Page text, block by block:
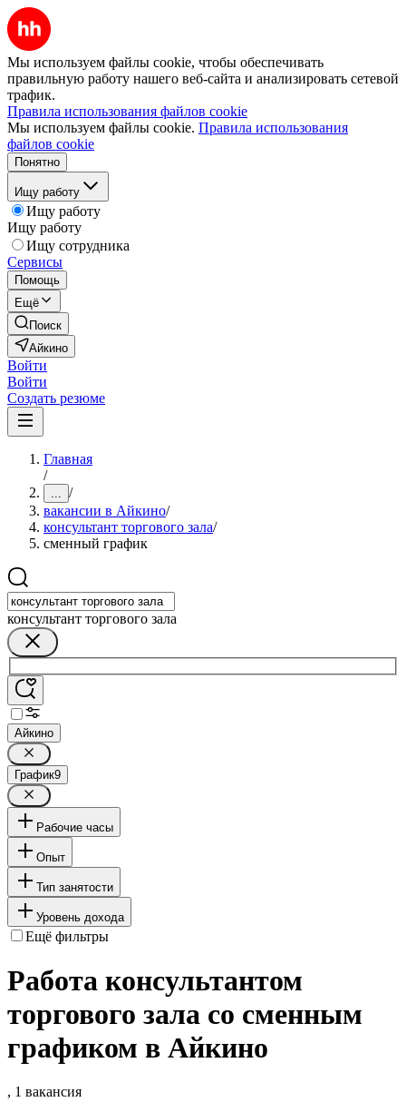
Мы используем файлы cookie, чтобы обеспечивать
правильную работу нашего веб-сайта и анализировать сетевой
трафик.
Правила использования файлов cookie
Мы используем файлы cookie. Правила использования
файлов cookie
Понятно
Ищу работу
Ищу работу
Ищу работу
Ищу сотрудника
Сервисы
Помощь
Ещё
Поиск
Айкино
Войти
Войти
Создать резюме
Главная
/
... /
вакансии в Айкино/
консультант торгового зала/
сменный график
консультант торгового зала
Айкино
График9
Рабочие часы
Опыт
Тип занятости
Уровень дохода
Ещё фильтры
Работа консультантом
торгового зала со сменным
графиком в Айкино
, 1 вакансия